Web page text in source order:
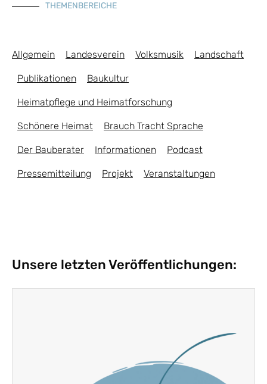
THEMENBEREICHE
Allgemein Landesverein Volksmusik Landschaft
Publikationen Baukultur
Heimatpflege und Heimatforschung
Schönere Heimat Brauch Tracht Sprache
Der Bauberater Informationen Podcast
Pressemitteilung Projekt Veranstaltungen
Unsere letzten Veröffentlichungen: